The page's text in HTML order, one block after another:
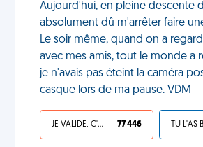
Aujourd'hui, en pleine descente
absolument dû m'arrêter faire
Le soir même, quand on a
avec mes amis, tout le monde a
je n'avais pas éteint la caméra
casque lors de ma pause. VDM
JE VALIDE, C'EST UNE VDM 77 446